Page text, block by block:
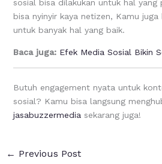
sosial bisa dilakukan untuk hal yang
bisa nyinyir kaya netizen, Kamu
untuk banyak hal yang baik.
Baca juga: Efek Media Sosial Bikin
Butuh engagement nyata untuk
sosial? Kamu bisa langsung
jasabuzzermedia sekarang juga!
← Previous Post